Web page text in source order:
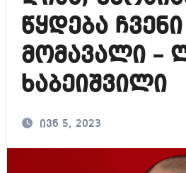
წყდება
მომავალი –
ხაბეიშვილი
ივნ 5, 2023